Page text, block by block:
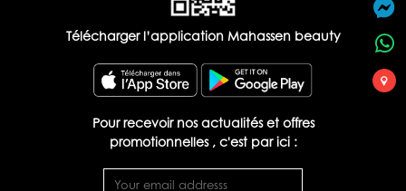
Télécharger l’application Mahassen beauty
Pour recevoir nos actualités et offres
promotionnelles , c'est par ici :